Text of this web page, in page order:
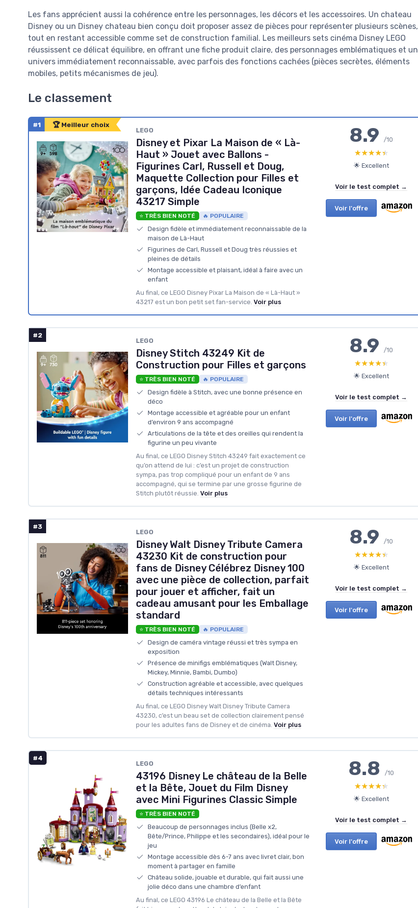
Les fans apprécient aussi la cohérence entre les personnages, les décors et les accessoires. Un chateau
Disney ou un Disney chateau bien conçu doit proposer assez de pièces pour représenter plusieurs scènes,
tout en restant accessible comme set de construction familial. Les meilleurs sets cinéma Disney LEGO
réussissent ce délicat équilibre, en offrant une fiche produit claire, des personnages emblématiques et un
univers immédiatement reconnaissable, avec parfois des fonctions cachées (pièces secrètes, éléments
mobiles, petits mécanismes de jeu).
Le classement
#1 🏆 Meilleur choix
LEGO
Disney et Pixar La Maison de « Là-
Haut » Jouet avec Ballons -
Figurines Carl, Russell et Doug,
Maquette Collection pour Filles et
garçons, Idée Cadeau Iconique
43217 Simple
⭐ TRÈS BIEN NOTÉ 🔥 POPULAIRE
Design fidèle et immédiatement reconnaissable de la
maison de Là-Haut
Figurines de Carl, Russell et Doug très réussies et
pleines de détails
Montage accessible et plaisant, idéal à faire avec un
enfant
Au final, ce LEGO Disney Pixar La Maison de « Là-Haut »
43217 est un bon petit set fan-service. Voir plus
8.9/10
★★★★★
★★★★★
🌟 Excellent
Voir le test complet →
Voir l'offre
#2
LEGO
Disney Stitch 43249 Kit de
Construction pour Filles et garçons
⭐ TRÈS BIEN NOTÉ 🔥 POPULAIRE
Design fidèle à Stitch, avec une bonne présence en
déco
Montage accessible et agréable pour un enfant
d’environ 9 ans accompagné
Articulations de la tête et des oreilles qui rendent la
figurine un peu vivante
Au final, ce LEGO Disney Stitch 43249 fait exactement ce
qu’on attend de lui : c’est un projet de construction
sympa, pas trop compliqué pour un enfant de 9 ans
accompagné, qui se termine par une grosse figurine de
Stitch plutôt réussie. Voir plus
8.9/10
★★★★★
★★★★★
🌟 Excellent
Voir le test complet →
Voir l'offre
#3
LEGO
Disney Walt Disney Tribute Camera
43230 Kit de construction pour
fans de Disney Célébrez Disney 100
avec une pièce de collection, parfait
pour jouer et afficher, fait un
cadeau amusant pour les Emballage
standard
⭐ TRÈS BIEN NOTÉ 🔥 POPULAIRE
Design de caméra vintage réussi et très sympa en
exposition
Présence de minifigs emblématiques (Walt Disney,
Mickey, Minnie, Bambi, Dumbo)
Construction agréable et accessible, avec quelques
détails techniques intéressants
Au final, ce LEGO Disney Walt Disney Tribute Camera
43230, c’est un beau set de collection clairement pensé
pour les adultes fans de Disney et de cinéma. Voir plus
8.9/10
★★★★★
★★★★★
🌟 Excellent
Voir le test complet →
Voir l'offre
#4
LEGO
43196 Disney Le château de la Belle
et la Bête, Jouet du Film Disney
avec Mini Figurines Classic Simple
⭐ TRÈS BIEN NOTÉ
Beaucoup de personnages inclus (Belle x2,
Bête/Prince, Philippe et les secondaires), idéal pour le
jeu
Montage accessible dès 6-7 ans avec livret clair, bon
moment à partager en famille
Château solide, jouable et durable, qui fait aussi une
jolie déco dans une chambre d’enfant
Au final, ce LEGO 43196 Le château de la Belle et la Bête
8.8/10
★★★★★
★★★★★
🌟 Excellent
Voir le test complet →
Voir l'offre